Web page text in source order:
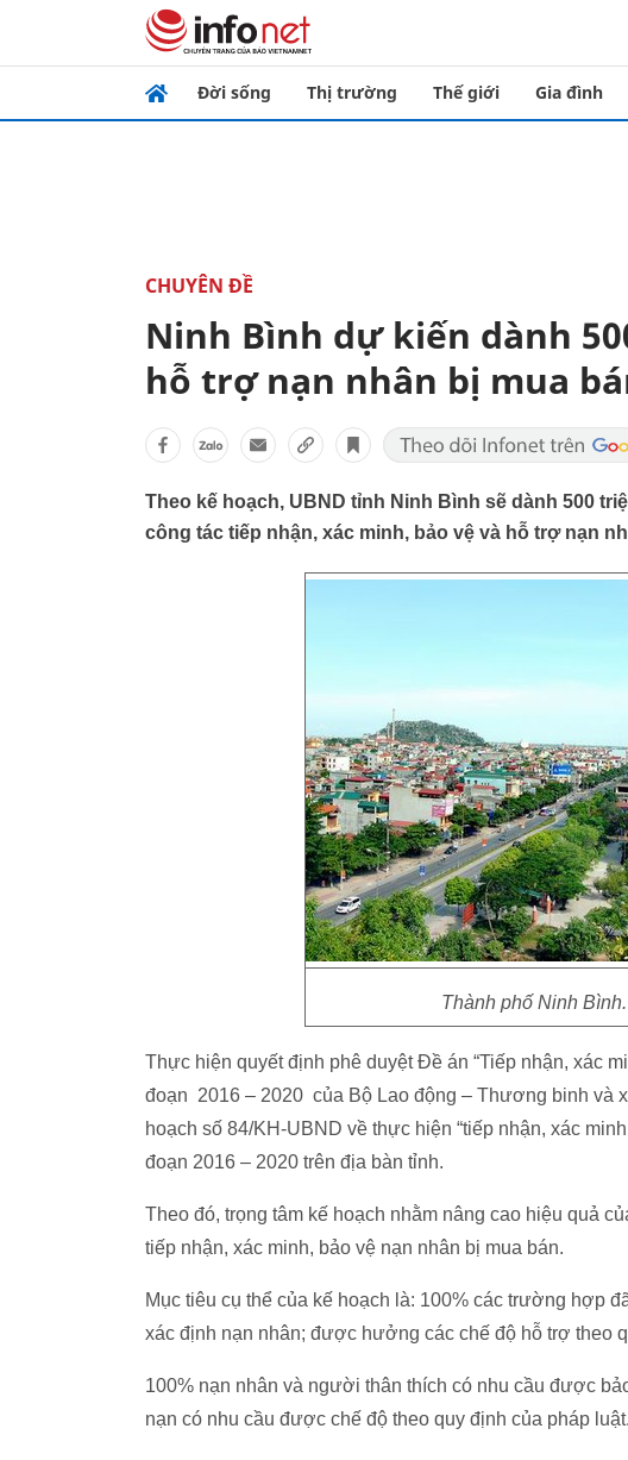
Đời sống Thị trường Thế giới Gia đình
CHUYÊN ĐỀ
Ninh Bình dự kiến dành
hỗ trợ nạn nhân bị mua
Theo kế hoạch, UBND tỉnh Ninh Bình sẽ dành 500
công tác tiếp nhận, xác minh, bảo vệ và hỗ trợ nạn
Thành phố Ninh
Thực hiện quyết định phê duyệt Đề án “Tiếp nhận, xác
đoạn 2016 – 2020 của Bộ Lao động – Thương binh và
hoạch số 84/KH-UBND về thực hiện “tiếp nhận, xác
đoạn 2016 – 2020 trên địa bàn tỉnh.
Theo đó, trọng tâm kế hoạch nhằm nâng cao hiệu quả
tiếp nhận, xác minh, bảo vệ nạn nhân bị mua bán.
Mục tiêu cụ thể của kế hoạch là: 100% các trường hợp
xác định nạn nhân; được hưởng các chế độ hỗ trợ theo
100% nạn nhân và người thân thích có nhu cầu được
nạn có nhu cầu được chế độ theo quy định của pháp luật.